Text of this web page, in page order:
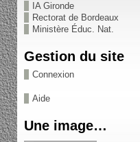
IA Gironde
Rectorat de Bordeaux
Ministère Éduc. Nat.
Gestion du site
Connexion
Aide
Une image…